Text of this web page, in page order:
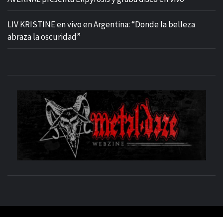
LIV KRISTINE en vivo en Argentina: “Donde la belleza
abraza la oscuridad”